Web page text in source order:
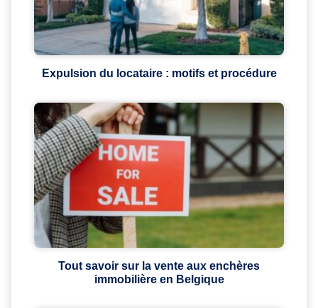
Expulsion du locataire : motifs et procédure
Tout savoir sur la vente aux enchères
immobilière en Belgique